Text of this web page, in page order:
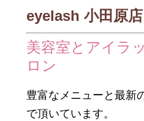
eyelash 小田原店
美容室とアイラ
ロン
豊富なメニューと最新
で頂いています。